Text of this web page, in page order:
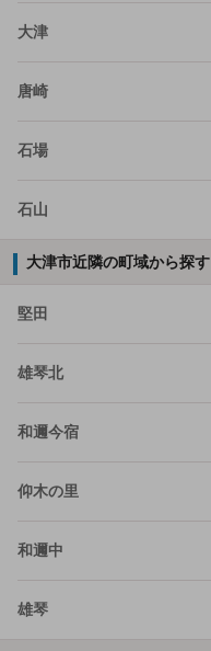
大津
唐崎
石場
石山
大津市近隣の町域から探す
堅田
雄琴北
和邇今宿
仰木の里
和邇中
雄琴